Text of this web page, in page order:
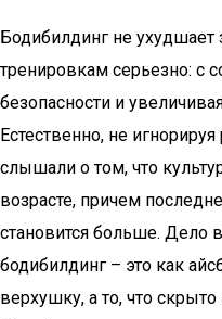
Бодибилдинг не ухудшает
тренировкам серьезно: с
безопасности и
Естественно, не
слышали о том, что
возрасте, причем
становится больше. Дело
бодибилдинг – это как
верхушку, а то, что